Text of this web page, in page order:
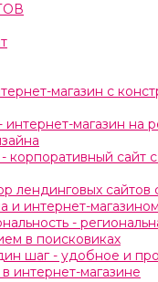
магазин с
интернет-магазин на
корпоративный сайт
лендинговых сайтов
и интернет-магазином
-
в поисковиках
шаг - удобное и
интернет-магазине